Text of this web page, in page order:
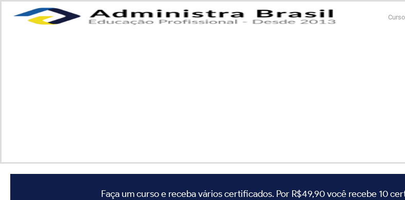
Faça um curso e receba vários certificados. Por R$49,90 você recebe 10